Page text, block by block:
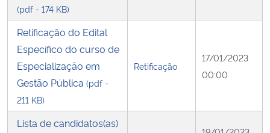
(pdf - 174 KB)
Retificação do Edital
Específico do curso de
Especialização em
Gestão Pública (pdf -
211 KB)
Retificação
17/01/2023
00:00
Lista de candidatos(as)